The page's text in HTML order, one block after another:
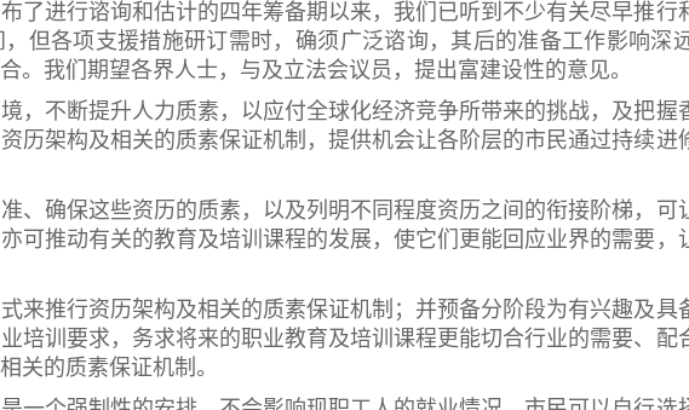
进行谘询和估计的四年筹备期以来，我们已听到不少有关尽早推行
但各项支援措施研订需时，确须广泛谘询，其后的准备工作影响深
。我们期望各界人士，与及立法会议员，提出富建设性的意见。
不断提升人力质素，以应付全球化经济竞争所带来的挑战，及把握
历架构及相关的质素保证机制，提供机会让各阶层的市民通过持续
确保这些资历的质素，以及列明不同程度资历之间的衔接阶梯，可
可推动有关的教育及培训课程的发展，使它们更能回应业界的需要
推行资历架构及相关的质素保证机制；并预备分阶段为有兴趣及具
培训要求，务求将来的职业教育及培训课程更能切合行业的需要、
关的质素保证机制。